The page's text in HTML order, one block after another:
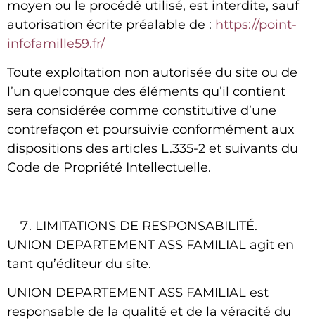
moyen ou le procédé utilisé, est interdite, sauf
autorisation écrite préalable de : https://point-
infofamille59.fr/
Toute exploitation non autorisée du site ou de
l’un quelconque des éléments qu’il contient
sera considérée comme constitutive d’une
contrefaçon et poursuivie conformément aux
dispositions des articles L.335-2 et suivants du
Code de Propriété Intellectuelle.
LIMITATIONS DE RESPONSABILITÉ.
UNION DEPARTEMENT ASS FAMILIAL agit en
tant qu’éditeur du site.
UNION DEPARTEMENT ASS FAMILIAL est
responsable de la qualité et de la véracité du